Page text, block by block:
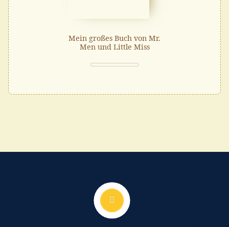
Mein großes Buch von Mr.
Men und Little Miss